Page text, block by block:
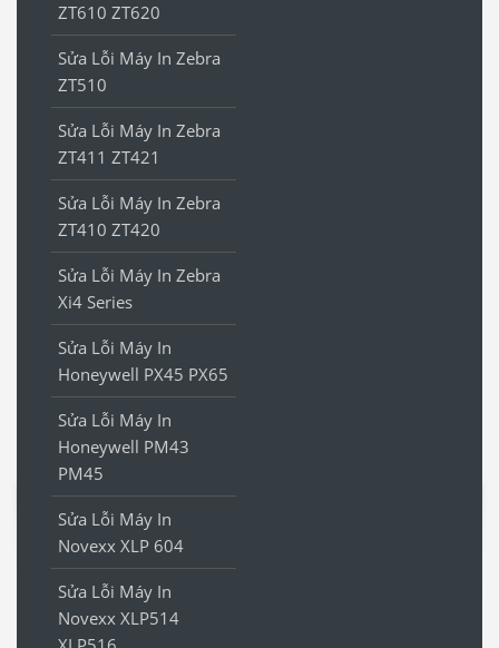
ZT610 ZT620
Sửa Lỗi Máy In Zebra
ZT510
Sửa Lỗi Máy In Zebra
ZT411 ZT421
Sửa Lỗi Máy In Zebra
ZT410 ZT420
Sửa Lỗi Máy In Zebra
Xi4 Series
Sửa Lỗi Máy In
Honeywell PX45 PX65
Sửa Lỗi Máy In
Honeywell PM43
PM45
Sửa Lỗi Máy In
Novexx XLP 604
Sửa Lỗi Máy In
Novexx XLP514